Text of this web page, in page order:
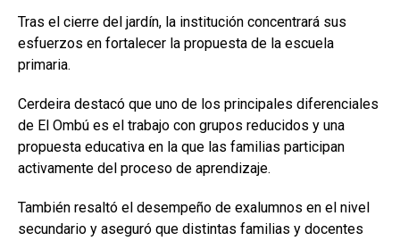
Tras el cierre del jardín, la institución concentrará sus
esfuerzos en fortalecer la propuesta de la escuela
primaria.
Cerdeira destacó que uno de los principales diferenciales
de El Ombú es el trabajo con grupos reducidos y una
propuesta educativa en la que las familias participan
activamente del proceso de aprendizaje.
También resaltó el desempeño de exalumnos en el nivel
secundario y aseguró que distintas familias y docentes